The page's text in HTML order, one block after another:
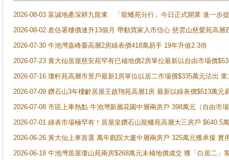
2026-08-03 富誠地產深耕九龍東 「龍蟠苑分行」今日正式開業 進一步
2026-08-02 差估署樓價連升13個月 帶動買家入市信心 慈雲山慈愛苑高層
2026-07-30 牛池灣嘉峰臺高層2房綠表價418萬易手 19年升值2.3倍
2026-07-23 黄大仙居屋慈安苑罕有已補地價2房單位最新以自由市場價
2026-07-16 瓊軒苑高層市景戶最新1房單位以居二市場價$335萬元沽出
2026-07-09 鑽石山3年樓齡居屋王啟翔苑高層1房 最新以綠表價$513萬元
2026-07-08 市區上車熱點 牛池灣新麗花園中層兩房戶 398萬元（自由市
2026-07-01 綠表市場極罕有！居屋皇鑽石山龍蟠苑高層大三房戶
2026-06-26 黃大仙上車首選 萬年戲院大廈中層兩房戶 325萬元獲承接 實
2026-06-18 牛池灣居屋瓊山苑兩房$268萬元未補地價成交 獲「白居二」